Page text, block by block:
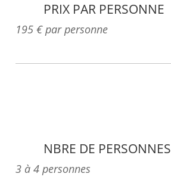
PRIX PAR PERSONNE
195 € par personne
NBRE DE PERSONNES
3 à 4 personnes